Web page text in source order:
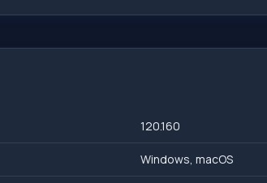
120.160
Windows, macOS